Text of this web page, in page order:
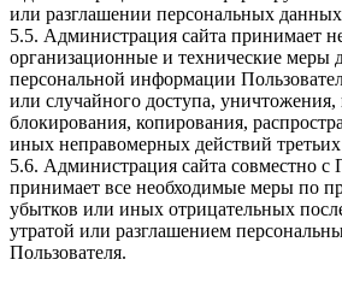
или разглашении персональных
5.5. Администрация сайта принимает
организационные и технические меры
персональной информации
или случайного доступа, уничтожения,
блокирования, копирования,
иных неправомерных действий
5.6. Администрация сайта совместно с
принимает все необходимые меры по
убытков или иных отрицательных
утратой или разглашением
Пользователя.